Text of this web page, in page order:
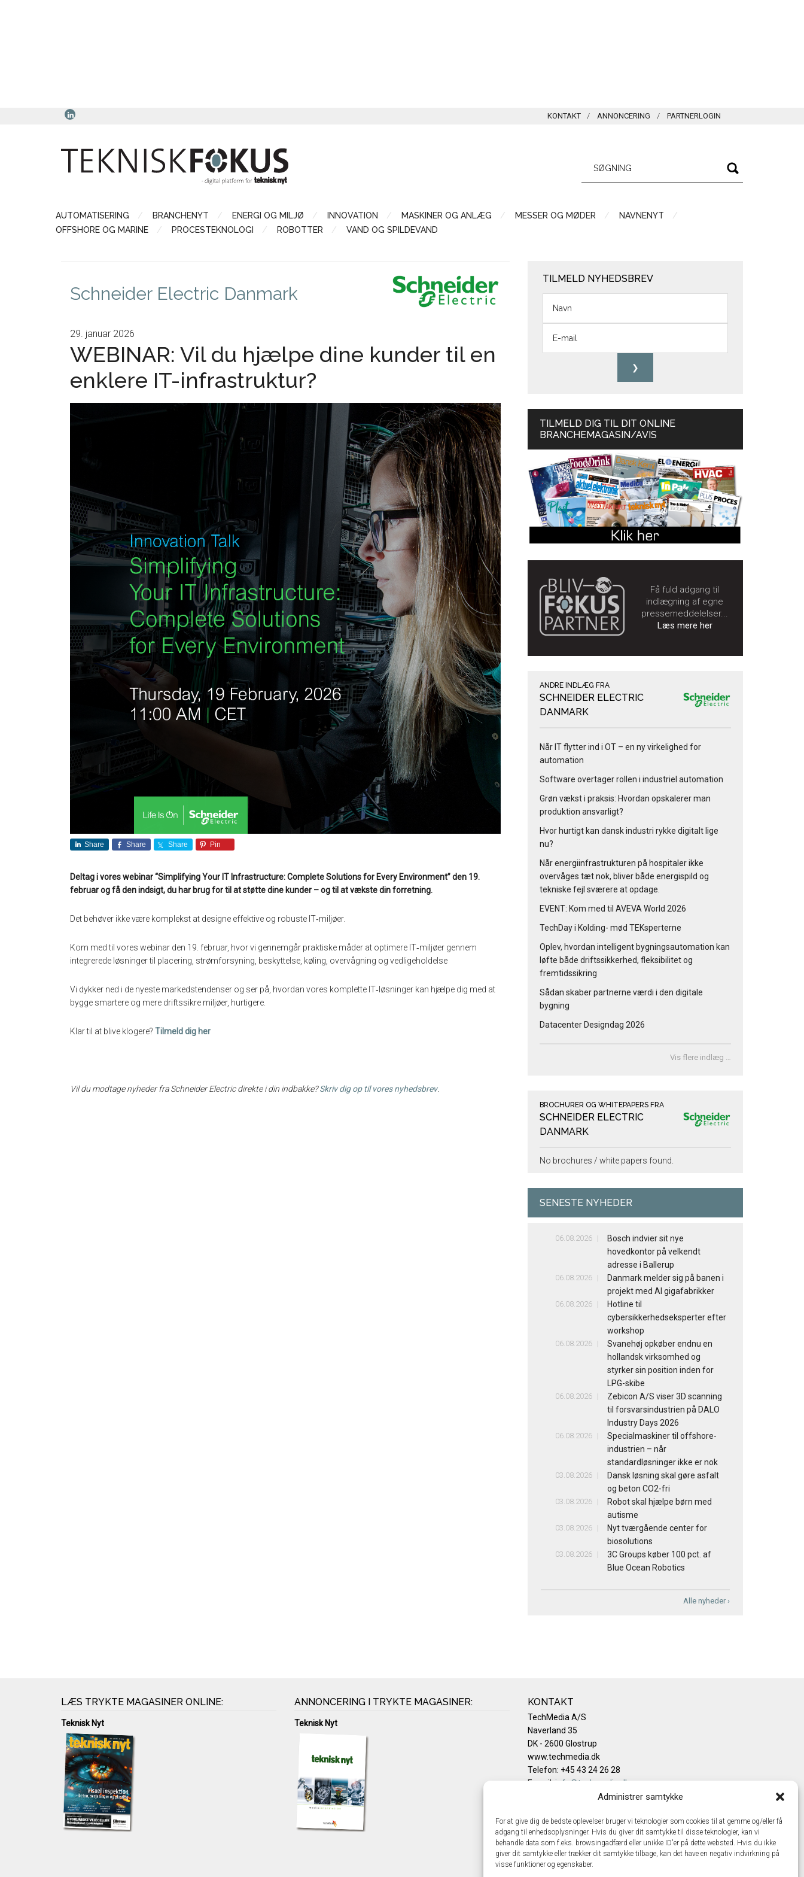
Administrer samtykke
For at give dig de bedste oplevelser bruger vi teknologier som cookies til at gemme og/eller få
adgang til enhedsoplysninger. Hvis du giver dit samtykke til disse teknologier, kan vi
behandle data som f.eks. browsingadfærd eller unikke ID'er på dette websted. Hvis du ikke
giver dit samtykke eller trækker dit samtykke tilbage, kan det have en negativ indvirkning på
visse funktioner og egenskaber.
KONTAKT ANNONCERING PARTNERLOGIN
AUTOMATISERING BRANCHENYT ENERGI OG MILJØ INNOVATION MASKINER OG ANLÆG MESSER OG MØDER
NAVNENYT
OFFSHORE OG MARINE
PROCESTEKNOLOGI ROBOTTER VAND OG SPILDEVAND
Schneider Electric Danmark
29. januar 2026
WEBINAR: Vil du hjælpe dine kunder til en
enklere IT-infrastruktur?
Share Share Share Pin
Deltag i vores webinar “Simplifying Your IT Infrastructure: Complete Solutions for Every Environment” den 19.
februar og få den indsigt, du har brug for til at støtte dine kunder – og til at vækste din forretning.
Det behøver ikke være komplekst at designe effektive og robuste IT‑miljøer.
Kom med til vores webinar den 19. februar, hvor vi gennemgår praktiske måder at optimere IT‑miljøer gennem
integrerede løsninger til placering, strømforsyning, beskyttelse, køling, overvågning og vedligeholdelse
Vi dykker ned i de nyeste markedstendenser og ser på, hvordan vores komplette IT‑løsninger kan hjælpe dig med at
bygge smartere og mere driftssikre miljøer, hurtigere.
Klar til at blive klogere? Tilmeld dig her
Vil du modtage nyheder fra Schneider Electric direkte i din indbakke?Skriv dig op til vores nyhedsbrev.
TILMELD NYHEDSBREV
TILMELD DIG TIL DIT ONLINE
BRANCHEMAGASIN/AVIS
Få fuld adgang til
indlægning af egne
pressemeddelelser...
Læs mere her
ANDRE INDLÆG FRA
SCHNEIDER ELECTRIC
DANMARK
Når IT flytter ind i OT – en ny virkelighed for
automation
Software overtager rollen i industriel automation
Grøn vækst i praksis: Hvordan opskalerer man
produktion ansvarligt?
Hvor hurtigt kan dansk industri rykke digitalt lige
nu?
Når energiinfrastrukturen på hospitaler ikke
overvåges tæt nok, bliver både energispild og
tekniske fejl sværere at opdage.
EVENT: Kom med til AVEVA World 2026
TechDay i Kolding- mød TEKsperterne
Oplev, hvordan intelligent bygningsautomation kan
løfte både driftssikkerhed, fleksibilitet og
fremtidssikring
Sådan skaber partnerne værdi i den digitale
bygning
Datacenter Designdag 2026
Vis flere indlæg …
BROCHURER OG WHITEPAPERS FRA
SCHNEIDER ELECTRIC
DANMARK
No brochures / white papers found.
SENESTE NYHEDER
06.08.2026
Bosch indvier sit nye
hovedkontor på velkendt
adresse i Ballerup
06.08.2026
Danmark melder sig på banen i
projekt med AI gigafabrikker
06.08.2026
Hotline til
cybersikkerhedseksperter efter
workshop
06.08.2026
Svanehøj opkøber endnu en
hollandsk virksomhed og
styrker sin position inden for
LPG-skibe
06.08.2026
Zebicon A/S viser 3D scanning
til forsvarsindustrien på DALO
Industry Days 2026
06.08.2026
Specialmaskiner til offshore-
industrien – når
standardløsninger ikke er nok
03.08.2026
Dansk løsning skal gøre asfalt
og beton CO2-fri
03.08.2026
Robot skal hjælpe børn med
autisme
03.08.2026
Nyt tværgående center for
biosolutions
03.08.2026
3C Groups køber 100 pct. af
Blue Ocean Robotics
Alle nyheder ›
LÆS TRYKTE MAGASINER ONLINE:
Teknisk Nyt
ANNONCERING I TRYKTE MAGASINER:
Teknisk Nyt
KONTAKT
TechMedia A/S
Naverland 35
DK - 2600 Glostrup
www.techmedia.dk
Telefon: +45 43 24 26 28
E-mail: info@techmedia.dk